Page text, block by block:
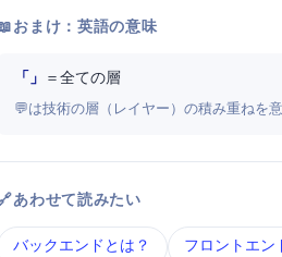
おまけ：英語の意味
「Full Stack」 ＝ 全ての層
💬 stackは技術の層（レイヤー）の積み重ね
あわせて読みたい
バックエンド とは？ フロントエン